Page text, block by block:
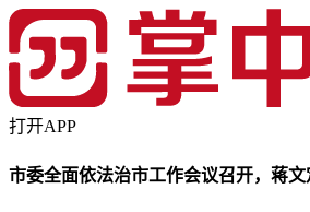
打开APP
市委全面依法治市工作会议召开，蒋